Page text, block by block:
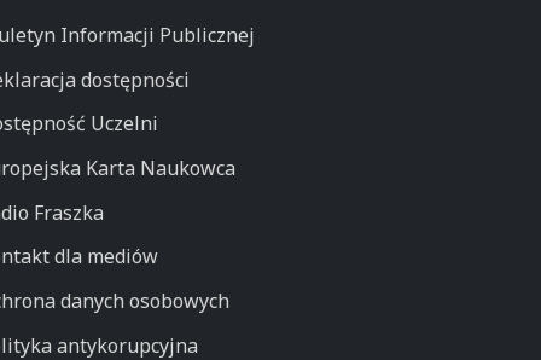
Informacji Publicznej
dostępności
Uczelni
Karta Naukowca
Fraszka
dla mediów
danych osobowych
antykorupcyjna